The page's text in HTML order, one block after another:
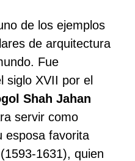
de los ejemplos
de arquitectura
Fue
siglo XVII por el
Shah Jahan
servir como
esposa favorita
1631), quien